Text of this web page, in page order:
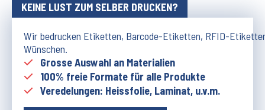
KEINE LUST ZUM SELBER DRUCKEN?
Wir bedrucken Etiketten, Barcode-Etiketten, RFID-
Wünschen.
Grosse Auswahl an Materialien
100% freie Formate für alle Produkte
Veredelungen: Heissfolie, Laminat, u.v.m.